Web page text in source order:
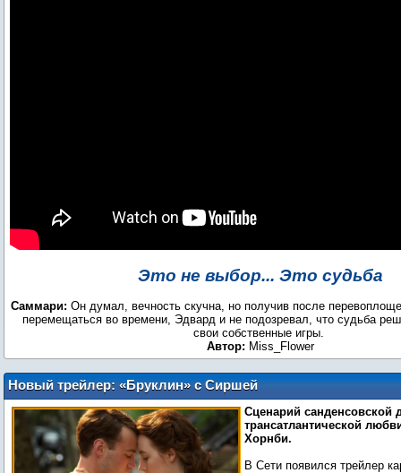
Это не выбор... Это судьба
Саммари: Он думал, вечность скучна, но получив после
перемещаться во времени, Эдвард и не подозревал, что судьба
свои собственные игры.
Автор: Miss_Flower
Новый трейлер: «Бруклин» с Сиршей
Ронан
Сценарий санденсовской
трансатлантической
Хорнби.
В Сети появился трейлер